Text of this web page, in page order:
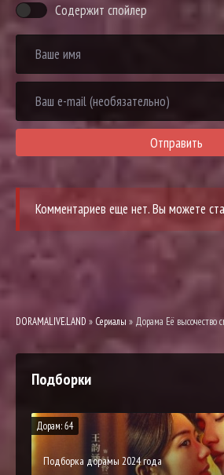
Содержит спойлер
Отправить
Комментариев еще нет. Вы можете
DORAMALIVE.LAND » Сериалы » Дорама Её высочество
Подборки
Дорам: 64
Подборка дорамы 2024 года